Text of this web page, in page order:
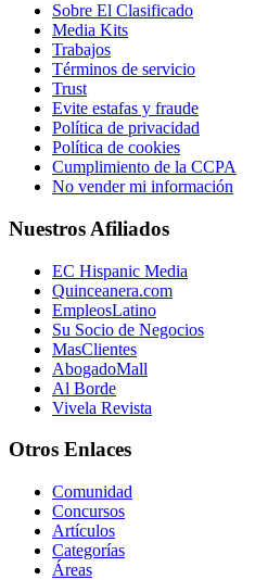
Sobre El Clasificado
Media Kits
Trabajos
Términos de servicio
Trust
Evite estafas y fraude
Política de privacidad
Política de cookies
Cumplimiento de la CCPA
No vender mi información
Nuestros Afiliados
EC Hispanic Media
Quinceanera.com
EmpleosLatino
Su Socio de Negocios
MasClientes
AbogadoMall
Al Borde
Vivela Revista
Otros Enlaces
Comunidad
Concursos
Artículos
Categorías
Áreas